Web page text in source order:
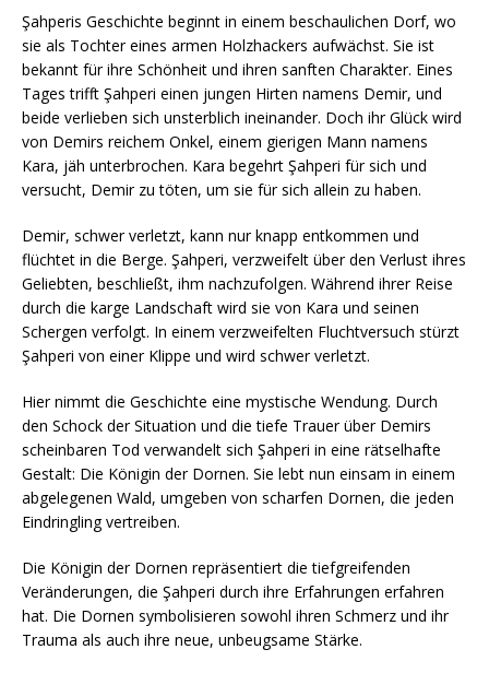
Şahperis Geschichte beginnt in einem beschaulichen Dorf, wo
sie als Tochter eines armen Holzhackers aufwächst. Sie ist
bekannt für ihre Schönheit und ihren sanften Charakter. Eines
Tages trifft Şahperi einen jungen Hirten namens Demir, und
beide verlieben sich unsterblich ineinander. Doch ihr Glück wird
von Demirs reichem Onkel, einem gierigen Mann namens
Kara, jäh unterbrochen. Kara begehrt Şahperi für sich und
versucht, Demir zu töten, um sie für sich allein zu haben.
Demir, schwer verletzt, kann nur knapp entkommen und
flüchtet in die Berge. Şahperi, verzweifelt über den Verlust ihres
Geliebten, beschließt, ihm nachzufolgen. Während ihrer Reise
durch die karge Landschaft wird sie von Kara und seinen
Schergen verfolgt. In einem verzweifelten Fluchtversuch stürzt
Şahperi von einer Klippe und wird schwer verletzt.
Hier nimmt die Geschichte eine mystische Wendung. Durch
den Schock der Situation und die tiefe Trauer über Demirs
scheinbaren Tod verwandelt sich Şahperi in eine rätselhafte
Gestalt: Die Königin der Dornen. Sie lebt nun einsam in einem
abgelegenen Wald, umgeben von scharfen Dornen, die jeden
Eindringling vertreiben.
Die Königin der Dornen repräsentiert die tiefgreifenden
Veränderungen, die Şahperi durch ihre Erfahrungen erfahren
hat. Die Dornen symbolisieren sowohl ihren Schmerz und ihr
Trauma als auch ihre neue, unbeugsame Stärke.